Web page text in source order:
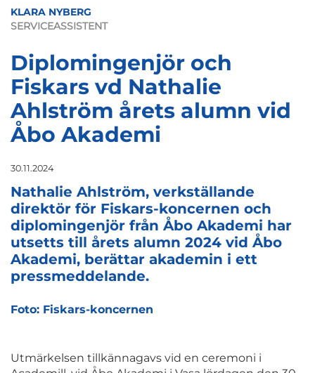
KLARA NYBERG
SERVICEASSISTENT
Diplomingenjör och
Fiskars vd Nathalie
Ahlström årets alumn vid
Åbo Akademi
30.11.2024
Nathalie Ahlström, verkställande
direktör för Fiskars-koncernen och
diplomingenjör från Åbo Akademi har
utsetts till årets alumn 2024 vid Åbo
Akademi, berättar akademin i ett
pressmeddelande.
Foto: Fiskars-koncernen
Utmärkelsen tillkännagavs vid en ceremoni i